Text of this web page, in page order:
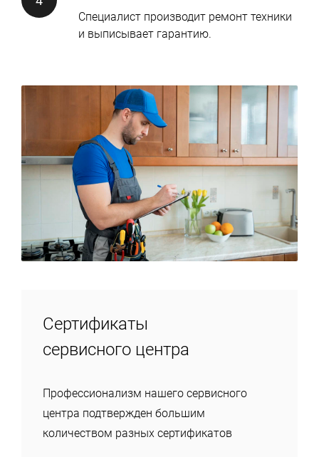
Специалист производит ремонт техники
и выписывает гарантию.
Сертификаты
сервисного центра
Профессионализм нашего сервисного
центра подтвержден большим
количеством разных сертификатов